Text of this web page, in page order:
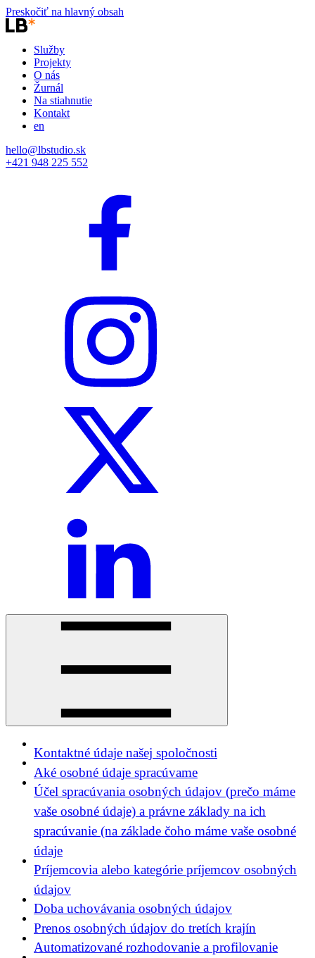
Preskočiť na hlavný obsah
Služby
Projekty
O nás
Žurnál
Na stiahnutie
Kontakt
en
hello@lbstudio.sk
+421 948 225 552
Kontaktné údaje našej spoločnosti
Aké osobné údaje spracúvame
Účel spracúvania osobných údajov (prečo máme
vaše osobné údaje) a právne základy na ich
spracúvanie (na základe čoho máme vaše osobné
údaje
Príjemcovia alebo kategórie príjemcov osobných
údajov
Doba uchovávania osobných údajov
Prenos osobných údajov do tretích krajín
Automatizované rozhodovanie a profilovanie